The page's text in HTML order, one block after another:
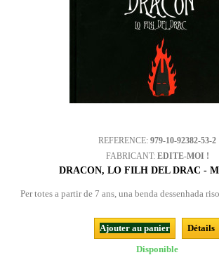
REFERENCE: 979-10-92382-53-2
FABRICANT: EDITE-MOI !
DRACON, LO FILH DEL DRAC -
Per totes a partir de 7 ans, una benda dessenhada
Ajouter au panier
Détails
Disponible